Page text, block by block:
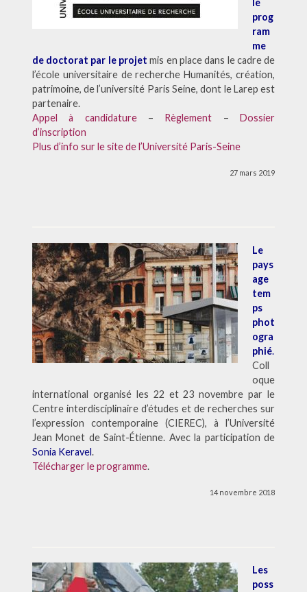
prog
ram
me
de doctorat par le projet mis en place dans le cadre de
l’école universitaire de recherche Humanités, création,
patrimoine, de l’université Paris Seine, dont le Larep est
partenaire.
Appel à candidature– Règlement –Dossier
d’inscription
Plus d’info sur le site de l’Université Paris-Seine
27 mars 2019
Le
pays
age
tem
ps
phot
ogra
phié.
Coll
oque
international organisé les 22 et 23 novembre par le
Centre interdisciplinaire d’études et de recherches sur
l’expression contemporaine (CIEREC), à l’Université
Jean Monet de Saint-Étienne. Avec la participation de
Sonia Keravel.
Télécharger le programme.
14 novembre 2018
Les
poss